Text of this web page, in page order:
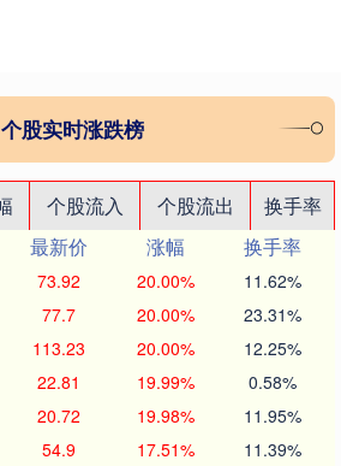
个股实时涨跌榜
个股流入 个股流出
换手率
最新价 涨幅
换手率
73.92 20.00% 11.62%
77.7 20.00% 23.31%
113.23 20.00% 12.25%
22.81 19.99% 0.58%
20.72 19.98% 11.95%
54.9 17.51% 11.39%